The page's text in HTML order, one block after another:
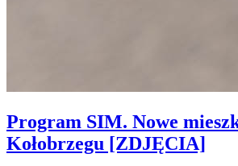
Program SIM. Nowe
Kołobrzegu [ZDJĘCIA]